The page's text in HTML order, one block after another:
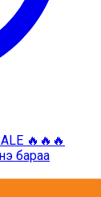
🔥🔥🔥
бараа